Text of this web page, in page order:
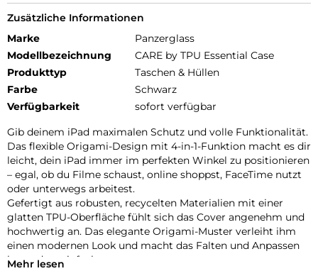
Zusätzliche Informationen
Marke
Panzerglass
Modellbezeichnung
CARE by TPU Essential Case
Produkttyp
Taschen & Hüllen
Farbe
Schwarz
Verfügbarkeit
sofort verfügbar
Gib deinem iPad maximalen Schutz und volle Funktionalität.
Das flexible Origami-Design mit 4-in-1-Funktion macht es dir
leicht, dein iPad immer im perfekten Winkel zu positionieren
– egal, ob du Filme schaust, online shoppst, FaceTime nutzt
oder unterwegs arbeitest.
Gefertigt aus robusten, recycelten Materialien mit einer
glatten TPU-Oberfläche fühlt sich das Cover angenehm und
hochwertig an. Das elegante Origami-Muster verleiht ihm
einen modernen Look und macht das Falten und Anpassen
besonders einfach.
Mehr lesen